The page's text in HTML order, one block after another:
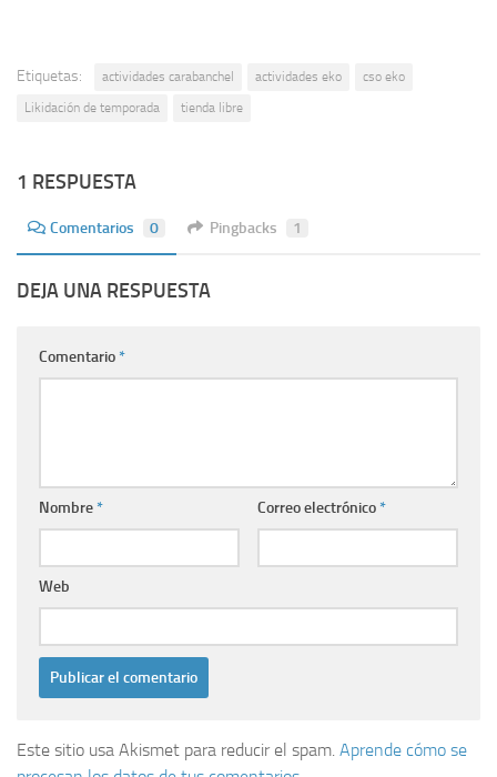
Etiquetas: actividades carabanchel actividades eko
cso eko
Likidación de temporada
tienda libre
1 RESPUESTA
Comentarios 0 Pingbacks 1
DEJA UNA RESPUESTA
Comentario*
Nombre* Correo electrónico*
Web
Este sitio usa Akismet para reducir el spam. Aprende cómo se